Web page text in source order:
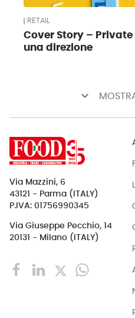
RETAIL
Cover Story –
una direzione
keyboard_arrow_down
Via Mazzini, 6
43121 - Parma (ITALY)
P.IVA: 01756990345
Via Giuseppe Pecchio, 14
20131 - Milano (ITALY)